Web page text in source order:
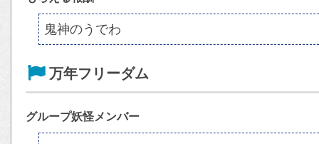
鬼神のうでわ
万年フリーダム
グループ妖怪メンバー